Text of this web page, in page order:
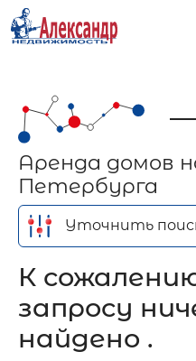
Аренда домов
Петербурга
Уточнить
К
запросу
найдено .